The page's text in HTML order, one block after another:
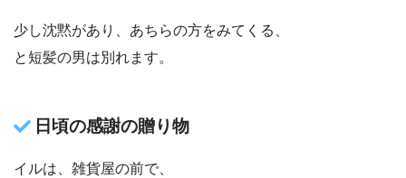
少し沈黙があり、あちらの方をみてくる、
と短髪の男は別れます。
日頃の感謝の贈り物
イルは、雑貨屋の前で、